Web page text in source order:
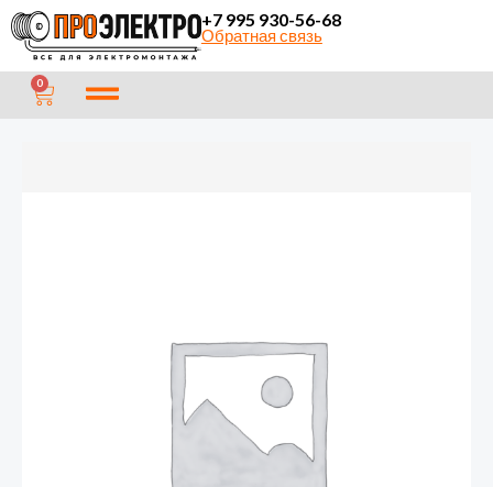
Перейти
содержимому
+7 995 930-56-68
Обратная связь
0 CART